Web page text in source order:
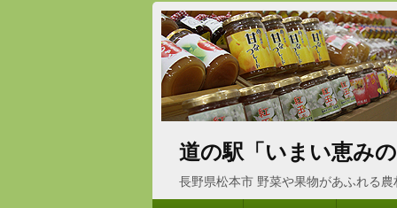
道の駅「いまい恵みの
長野県松本市 野菜や果物があふれる